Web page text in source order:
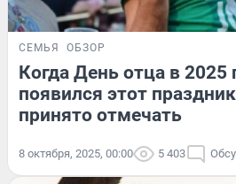
СЕМЬЯ ОБЗОР
Когда День отца в 2025
появился этот
принято отмечать
8 октября, 2025, 00:00 5 403